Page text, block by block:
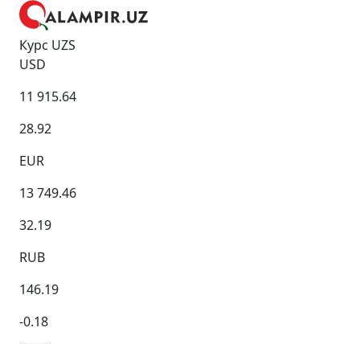
Курс UZS
USD
11 915.64
28.92
EUR
13 749.46
32.19
RUB
146.19
-0.18